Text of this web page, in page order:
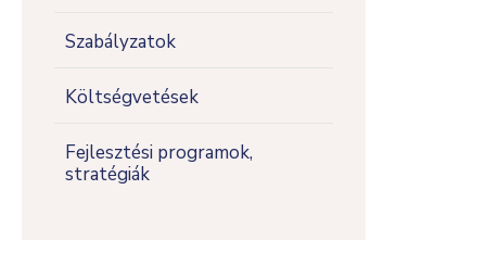
Szabályzatok
Költségvetések
Fejlesztési programok,
stratégiák